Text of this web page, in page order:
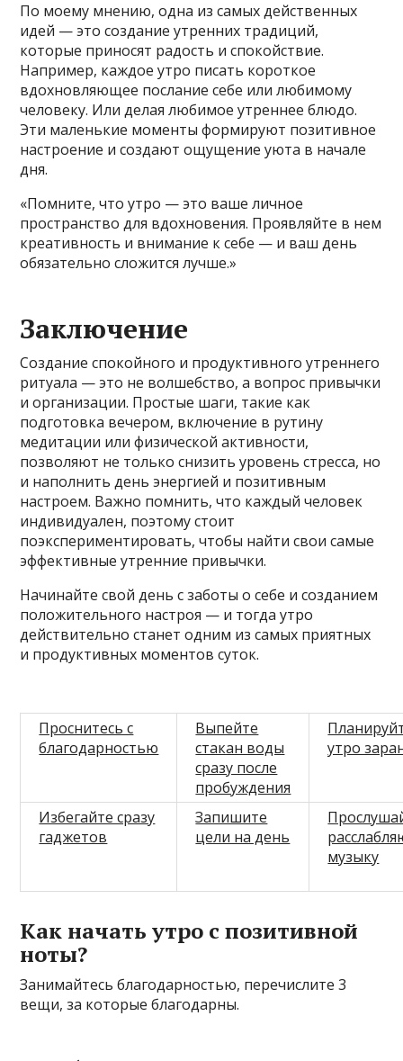
По моему мнению, одна из самых действенных
идей — это создание утренних традиций,
которые приносят радость и спокойствие.
Например, каждое утро писать короткое
вдохновляющее послание себе или любимому
человеку. Или делая любимое утреннее блюдо.
Эти маленькие моменты формируют позитивное
настроение и создают ощущение уюта в начале
дня.
«Помните, что утро — это ваше личное
пространство для вдохновения. Проявляйте в нем
креативность и внимание к себе — и ваш день
обязательно сложится лучше.»
Заключение
Создание спокойного и продуктивного утреннего
ритуала — это не волшебство, а вопрос привычки
и организации. Простые шаги, такие как
подготовка вечером, включение в рутину
медитации или физической активности,
позволяют не только снизить уровень стресса, но
и наполнить день энергией и позитивным
настроем. Важно помнить, что каждый человек
индивидуален, поэтому стоит
поэкспериментировать, чтобы найти свои самые
эффективные утренние привычки.
Начинайте свой день с заботы о себе и созданием
положительного настроя — и тогда утро
действительно станет одним из самых приятных
и продуктивных моментов суток.
Проснитесь с
благодарностью
Выпейте
стакан воды
сразу после
пробуждения
утро
Избегайте сразу
гаджетов
Запишите
цели на день
музыку
Как начать утро с позитивной
ноты?
Занимайтесь благодарностью, перечислите 3
вещи, за которые благодарны.